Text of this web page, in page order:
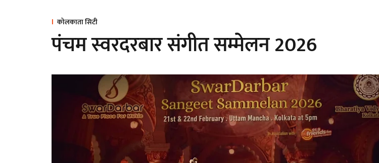
कोलकाता सिटी
पंचम स्वरदरबार संगीत सम्मेलन 2026